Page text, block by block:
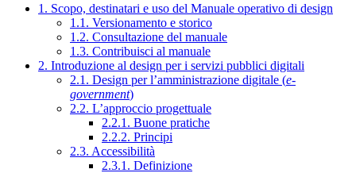
1. Scopo, destinatari e uso del Manuale operativo di design
1.1. Versionamento e storico
1.2. Consultazione del manuale
1.3. Contribuisci al manuale
2. Introduzione al design per i servizi pubblici digitali
2.1. Design per l’amministrazione digitale (e-
government)
2.2. L’approccio progettuale
2.2.1. Buone pratiche
2.2.2. Principi
2.3. Accessibilità
2.3.1. Definizione